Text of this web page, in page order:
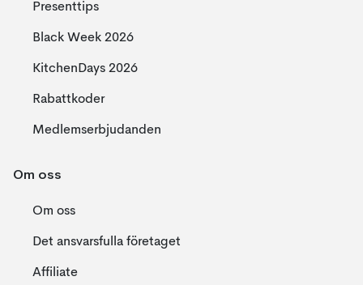
Presenttips
Black Week 2026
KitchenDays 2026
Rabattkoder
Medlemserbjudanden
Om oss
Om oss
Det ansvarsfulla företaget
Affiliate